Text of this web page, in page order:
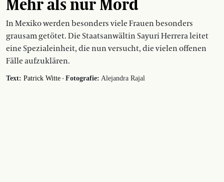
In Mexiko werden besonders viele Frauen besonders
grausam getötet. Die Staatsanwältin Sayuri Herrera leitet
eine Spezialeinheit, die nun versucht, die vielen offenen
Fälle aufzuklären.
Text: Patrick Witte · Fotografie: Alejandra Rajal